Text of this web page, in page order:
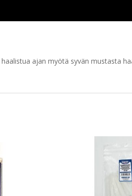
ajan myötä syvän mustasta